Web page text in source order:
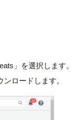
」を選択します。
ロードします。